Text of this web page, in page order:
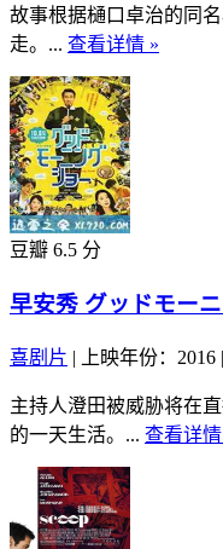
故事根据樋口卓治的同
走。... 查看详情 »
豆瓣 6.5 分
早安秀 グッドモー
喜剧片 | 上映年份：2016 |
主持人澄田被威胁将在
的一天生活。... 查看详情